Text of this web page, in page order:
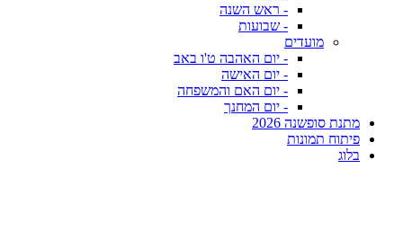
- ראש השנה
- שבועות
מועדים
- יום האהבה ט'ו באב
- יום האישה
- יום האם והמשפחה
- יום המחנך
מתנת סופשנה 2026
פיתוח תמונות
בלוג